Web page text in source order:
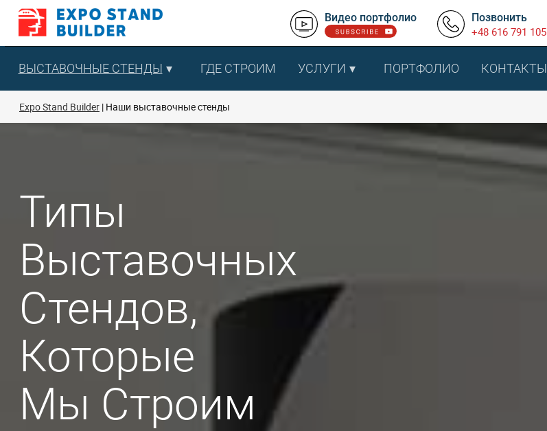
Перейти
содержанию
Видео портфолио Позвонить
+48 616 791 105
ВЫСТАВОЧНЫЕ СТЕНДЫ ГДЕ СТРОИМ УСЛУГИ ПОРТФОЛИО КОНТАКТЫ
Expo Stand Builder Наши выставочные стенды
Типы
Выставочных
Стендов,
Которые
Мы Строим